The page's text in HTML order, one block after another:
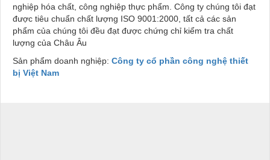
nghiệp hóa chất, công nghiệp thực phẩm. Công ty chúng tôi đạt
được tiêu chuẩn chất lượng ISO 9001:2000, tất cả các sản
phẩm của chúng tôi đều đạt được chứng chỉ kiểm tra chất
lượng của Châu Âu
Sản phẩm doanh nghiệp: Công ty cổ phần công nghệ thiết
bị Việt Nam